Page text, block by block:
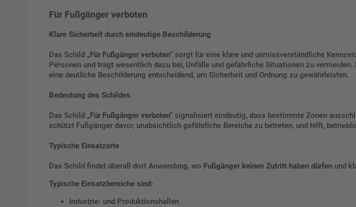
Für Fußgänger verboten
Klare Sicherheit durch eindeutige Beschilderung
Das Schild „Für Fußgänger verboten“ sorgt für eine klare und unmissverständliche
Personen und trägt wesentlich dazu bei, Unfälle und gefährliche Situationen zu
eine deutliche Beschilderung entscheidend, um Sicherheit und Ordnung zu gewährleisten.
Bedeutung des Schildes
Das Schild „Für Fußgänger verboten“ signalisiert eindeutig, dass bestimmte Zonen
schützt Fußgänger davor, unabsichtlich gefährliche Bereiche zu betreten, und hilft,
Typische Einsatzorte
Das Schild findet überall dort Anwendung, wo Fußgänger keinen Zutritt haben dürfen und
Typische Einsatzbereiche sind:
Industrie- und Produktionshallen